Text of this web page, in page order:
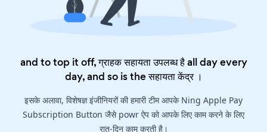
and to top it off, ग्राहक सहायता उपलब्ध है all day every
day, and so is theसहायता केंद्र।
इसके अलावा, विशेषज्ञ इंजीनियरों की हमारी टीम आपके Ning Apple Pay
Subscription Button जैसे powr ऐप को आपके लिए काम करने के लिए
रात-दिन काम करती है।